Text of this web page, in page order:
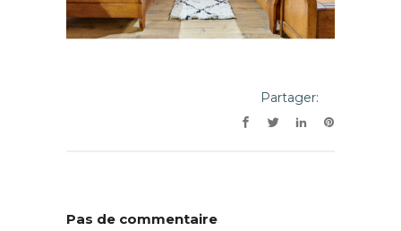
Partager:
Pas de commentaire